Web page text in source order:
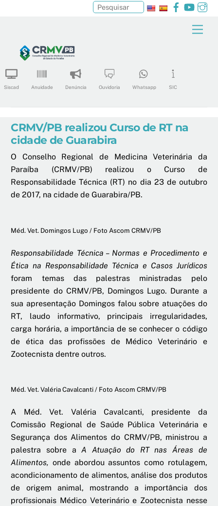
content
Facebook
Siscad Anuidade Denúncia Ouvidoria Whatsapp SIC
Pesquisar
CRMV/PB realizou Curso de RT na
cidade de Guarabira
O Conselho Regional de Medicina Veterinária da
Paraíba (CRMV/PB) realizou o Curso de
Responsabilidade Técnica (RT) no dia 23 de outubro
de 2017, na cidade de Guarabira/PB.
Méd. Vet. Domingos Lugo / Foto Ascom CRMV/PB
Responsabilidade Técnica – Normas e Procedimento e
Ética na Responsabilidade Técnica e Casos Jurídicos
foram temas das palestras ministradas pelo
presidente do CRMV/PB, Domingos Lugo. Durante a
sua apresentação Domingos falou sobre atuações do
RT, laudo informativo, principais irregularidades,
carga horária, a importância de se conhecer o código
de ética das profissões de Médico Veterinário e
Zootecnista dentre outros.
Méd. Vet. Valéria Cavalcanti / Foto Ascom CRMV/PB
A Méd. Vet. Valéria Cavalcanti, presidente da
Comissão Regional de Saúde Pública Veterinária e
Segurança dos Alimentos do CRMV/PB, ministrou a
palestra sobre aA Atuação do RT nas Áreas de
Alimentos,onde abordou assuntos como rotulagem,
acondicionamento de alimentos, análise dos produtos
de origem animal, mostrando a importância dos
profissionais Médico Veterinário e Zootecnista nesse